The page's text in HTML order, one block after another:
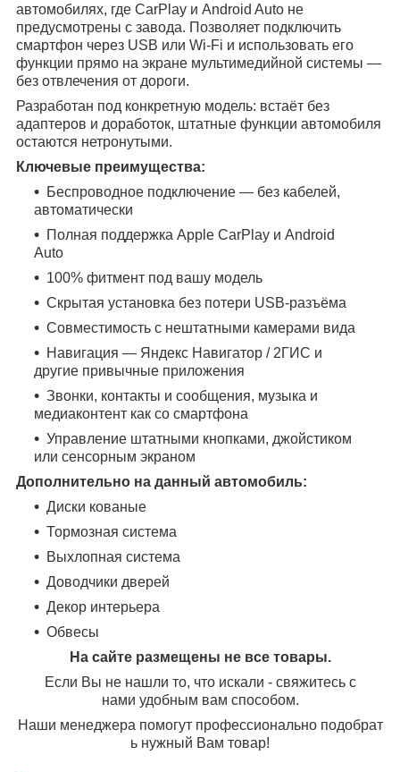
автомобилях, где CarPlay и Android Auto не
предусмотрены с завода. Позволяет подключить
смартфон через USB или Wi-Fi и использовать его
функции прямо на экране мультимедийной системы —
без отвлечения от дороги.
Разработан под конкретную модель: встаёт без
адаптеров и доработок, штатные функции автомобиля
остаются нетронутыми.
Ключевые преимущества:
Беспроводное подключение — без кабелей,
автоматически
Полная поддержка Apple CarPlay и Android
Auto
100% фитмент под вашу модель
Скрытая установка без потери USB-разъёма
Совместимость с нештатными камерами вида
Навигация — Яндекс Навигатор / 2ГИС и
другие привычные приложения
Звонки, контакты и сообщения, музыка и
медиаконтент как со смартфона
Управление штатными кнопками, джойстиком
или сенсорным экраном
Дополнительно на данный автомобиль:
Диски кованые
Тормозная система
Выхлопная система
Доводчики дверей
Декор интерьера
Обвесы
На сайте размещены не все товары.
Если Вы не нашли то, что искали - свяжитесь с
нами удобным вам способом.
Наши менеджера помогут профессионально подобрат
ь нужный Вам товар!